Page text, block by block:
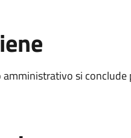
si